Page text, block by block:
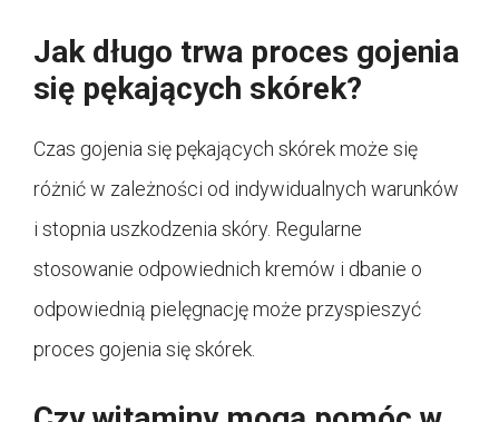
Jak długo trwa proces gojenia
się pękających skórek?
Czas gojenia się pękających skórek może się
różnić w zależności od indywidualnych warunków
i stopnia uszkodzenia skóry. Regularne
stosowanie odpowiednich kremów i dbanie o
odpowiednią pielęgnację może przyspieszyć
proces gojenia się skórek.